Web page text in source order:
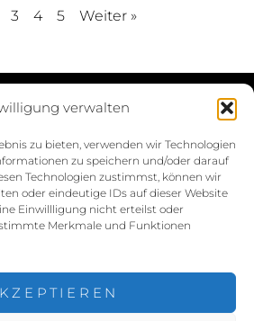
verwalten
zu bieten, verwenden wir Technologien
zu speichern und/oder darauf
Technologien zustimmst, können wir
oder eindeutige IDs auf dieser Website
Einwillligung nicht erteilst oder
Merkmale und Funktionen
3 4 5 Weiter »
(EU)